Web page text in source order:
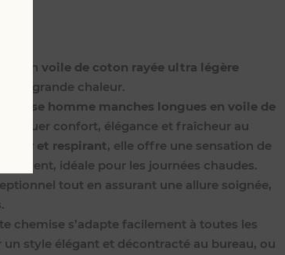
envoile de coton rayée ultra légère
par grande chaleur.
chemise homme manches longues en voile de
confort, élégance et fraîcheur au
léger et respirant, elle offre une sensation de
idéale pour les journées chaudes.
tout en assurant une allure soignée,
chemise s’adapte facilement à toutes les
style élégant et décontracté au bureau, ou